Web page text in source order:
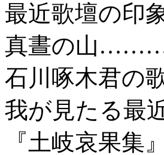
最近歌壇
真晝の山
石川啄木
我が見たる
『土岐哀